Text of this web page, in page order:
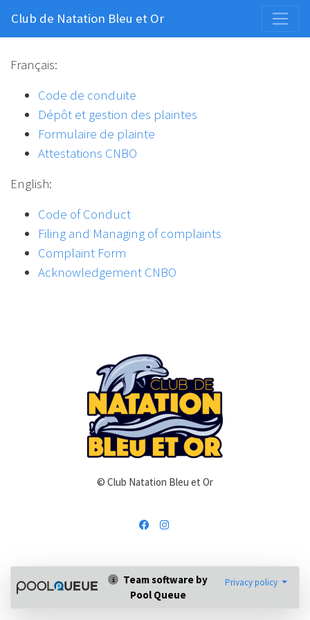
Club de Natation Bleu et Or
Français:
Code de conduite
Dépôt et gestion des plaintes
Formulaire de plainte
Attestations CNBO
English:
Code of Conduct
Filing and Managing of complaints
Complaint Form
Acknowledgement CNBO
© Club Natation Bleu et Or
Team software by
Pool Queue
Privacy policy